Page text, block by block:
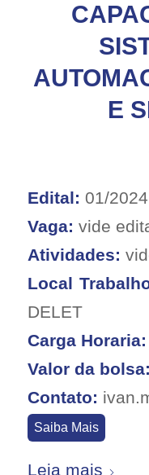
E
Edital: 01/2024
Vaga: vide
Atividades:
Local
DELET
Carga Horaria:
Valor da bolsa:
Contato:
Saiba Mais
Leia mais